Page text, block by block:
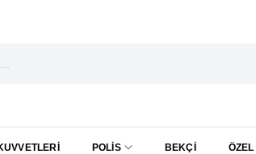
POLIS BEKÇI